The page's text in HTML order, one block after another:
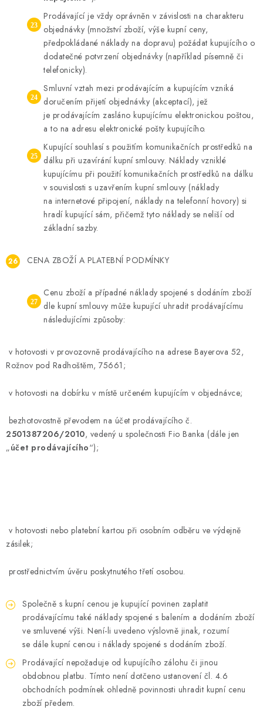
Prodávající je vždy oprávněn v závislosti na charakteru
objednávky (množství zboží, výše kupní ceny,
předpokládané náklady na dopravu) požádat kupujícího o
dodatečné potvrzení objednávky (například písemně či
telefonicky).
Smluvní vztah mezi prodávajícím a kupujícím vzniká
doručením přijetí objednávky (akceptací), jež
je prodávajícím zasláno kupujícímu elektronickou poštou,
a to na adresu elektronické pošty kupujícího.
Kupující souhlasí s použitím komunikačních prostředků na
dálku při uzavírání kupní smlouvy. Náklady vzniklé
kupujícímu při použití komunikačních prostředků na dálku
v souvislosti s uzavřením kupní smlouvy (náklady
na internetové připojení, náklady na telefonní hovory) si
hradí kupující sám, přičemž tyto náklady se neliší od
základní sazby.
CENA ZBOŽÍ A PLATEBNÍ PODMÍNKY
Cenu zboží a případné náklady spojené s dodáním zboží
dle kupní smlouvy může kupující uhradit prodávajícímu
následujícími způsoby:
v hotovosti v provozovně prodávajícího na adrese Bayerova 52,
Rožnov pod Radhoštěm, 75661;
v hotovosti na dobírku v místě určeném kupujícím v objednávce;
bezhotovostně převodem na účet prodávajícího č.
2501387206/2010, vedený u společnosti Fio Banka (dále jen
„účet prodávajícího“);
v hotovosti nebo platební kartou při osobním odběru ve výdejně
zásilek;
prostřednictvím úvěru poskytnutého třetí osobou.
Společně s kupní cenou je kupující povinen zaplatit
prodávajícímu také náklady spojené s balením a dodáním zboží
ve smluvené výši. Není-li uvedeno výslovně jinak, rozumí
se dále kupní cenou i náklady spojené s dodáním zboží.
Prodávající nepožaduje od kupujícího zálohu či jinou
obdobnou platbu. Tímto není dotčeno ustanovení čl. 4.6
obchodních podmínek ohledně povinnosti uhradit kupní cenu
zboží předem.